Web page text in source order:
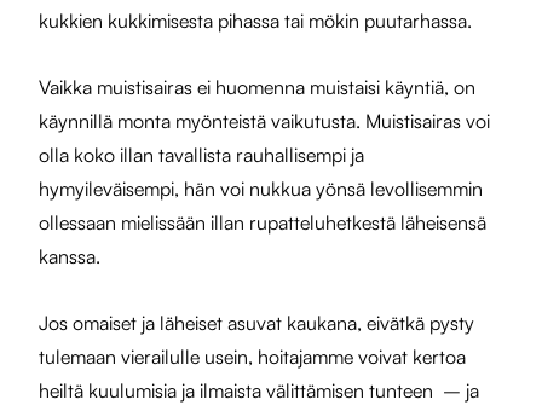
kukkien kukkimisesta pihassa tai mökin puutarhassa.
Vaikka muistisairas ei huomenna muistaisi käyntiä, on
käynnillä monta myönteistä vaikutusta. Muistisairas voi
olla koko illan tavallista rauhallisempi ja
hymyileväisempi, hän voi nukkua yönsä levollisemmin
ollessaan mielissään illan rupatteluhetkestä läheisensä
kanssa.
Jos omaiset ja läheiset asuvat kaukana, eivätkä pysty
tulemaan vierailulle usein, hoitajamme voivat kertoa
heiltä kuulumisia ja ilmaista välittämisen tunteen – ja